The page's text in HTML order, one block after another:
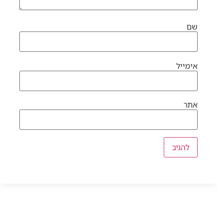
שם
אימייל
אתר